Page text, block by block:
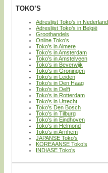
TOKO’S
Adreslijst Toko’s in Nederland
Adreslijst Toko’s in België
Groothandels
Online Toko’s
Toko’s in Almere
Toko’s in Amsterdam
Toko’s in Amstelveen
Toko’s in Beverwijk
Toko’s in Groningen
Toko’s in Leiden
Toko’s in Den Haag
Toko’s in Delft
Toko’s in Rotterdam
Toko’s in Utrecht
Toko’s Den Bosch
Toko’s in Tilburg
Toko’s in Eindhoven
Toko’s in Helmond
Toko’s in Arnhem
JAPANSE Toko’s
KOREAANSE Toko’s
INDIASE Toko’s